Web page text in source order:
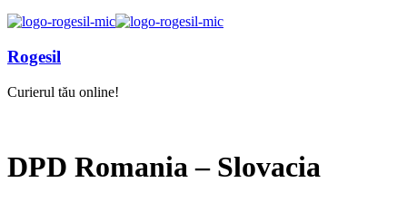
Rogesil
Curierul tău online!
DPD Romania – Slovacia